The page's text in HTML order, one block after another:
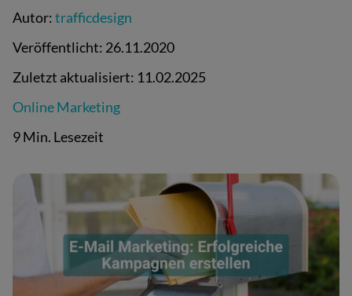
Autor:trafficdesign
Veröffentlicht: 26.11.2020
Zuletzt aktualisiert: 11.02.2025
Online Marketing
9 Min. Lesezeit